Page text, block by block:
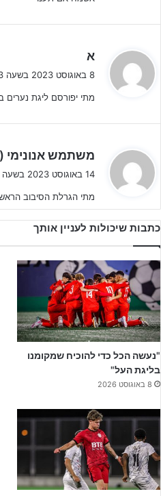
https://bit.ly/3DKbBwr
מועדי סיבובי גביע המדינה:
09/09/2023
– סיבוב א' (מסיבוב
28/10/2023סיבוב ב' (כניסת
30/12/2023– סיבוב ד' – (תלוי
במידה וכמות הקבוצות תצריך זאת).
27/01/2024– שמינית גמר.
13-14/02/2024 – רבע גמר.
א
ב
8 באוגוסט 2023 בשעה 22:23
מתי יפורסם ליגת נערים
משתמש אנונימי
14 באוגוסט 2023 בשעה 21:11
מתי הגרלת הסיבוב הראשון
כתבות שיכולות לעניין אותך
"נעשה הכל כדי להוכיח שמקומנו
בליגת העל"
8 באוגוסט 2026